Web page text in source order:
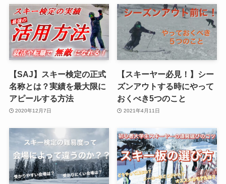
【SAJ】スキー検定の正式
名称とは？実績を最大限に
アピールする方法
2020年12月7日
【スキーヤー必見！】シー
ズンアウトする時にやって
おくべき5つのこと
2021年4月11日